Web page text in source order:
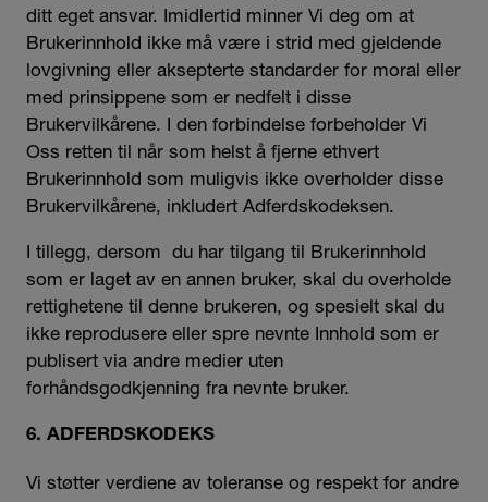
ditt eget ansvar. Imidlertid minner Vi deg om at
Brukerinnhold ikke må være i strid med gjeldende
lovgivning eller aksepterte standarder for moral eller
med prinsippene som er nedfelt i disse
Brukervilkårene. I den forbindelse forbeholder Vi
Oss retten til når som helst å fjerne ethvert
Brukerinnhold som muligvis ikke overholder disse
Brukervilkårene, inkludert Adferdskodeksen.
I tillegg, dersom du har tilgang til Brukerinnhold
som er laget av en annen bruker, skal du overholde
rettighetene til denne brukeren, og spesielt skal du
ikke reprodusere eller spre nevnte Innhold som er
publisert via andre medier uten
forhåndsgodkjenning fra nevnte bruker.
6. ADFERDSKODEKS
Vi støtter verdiene av toleranse og respekt for andre